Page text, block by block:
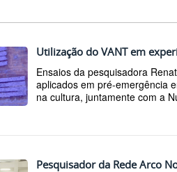
Utilização do VANT em
Ensaios da pesquisadora
aplicados em pré-emergência
na cultura, juntamente com a
Pesquisador da Rede Arco